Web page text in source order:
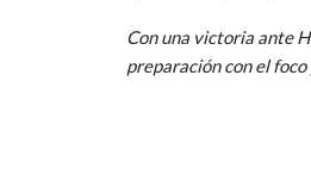
Con una victoria ante
preparación con el